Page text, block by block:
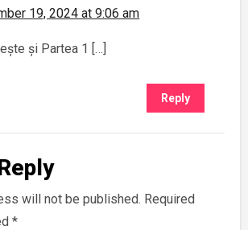
19, 2024 at 9:06 am
și Partea 1 […]
Reply
will not be published. Required
*